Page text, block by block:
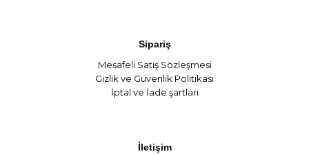
Sipariş
Mesafeli Satış Sözleşmesi
Gizlik ve Güvenlik Politikası
İptal ve İade şartları
İletişim